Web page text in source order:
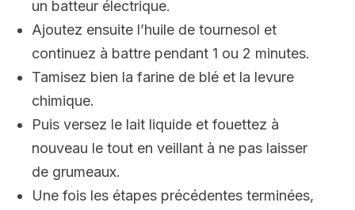
un batteur électrique.
Ajoutez ensuite l’huile de tournesol et
continuez à battre pendant 1 ou 2 minutes.
Tamisez bien la farine de blé et la levure
chimique.
Puis versez le lait liquide et fouettez à
nouveau le tout en veillant à ne pas laisser
de grumeaux.
Une fois les étapes précédentes terminées,